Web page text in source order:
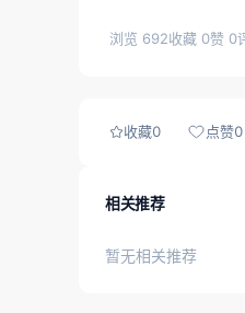
浏览 692收藏 0赞 0
收藏0 点赞0
相关推荐
暂无相关推荐